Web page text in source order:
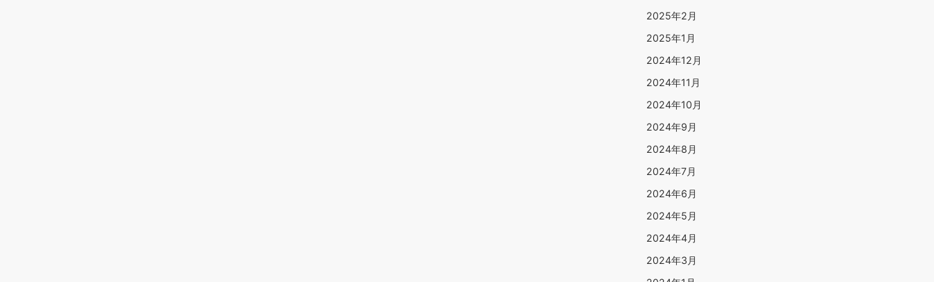
2025年2月
2025年1月
2024年12月
2024年11月
2024年10月
2024年9月
2024年8月
2024年7月
2024年6月
2024年5月
2024年4月
2024年3月